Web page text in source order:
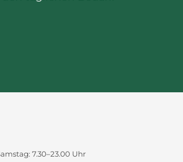
7.30–23.00 Uhr